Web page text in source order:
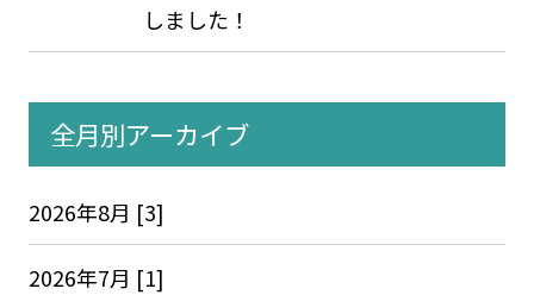
しました！
全月別アーカイブ
2026年8月 [3]
2026年7月 [1]